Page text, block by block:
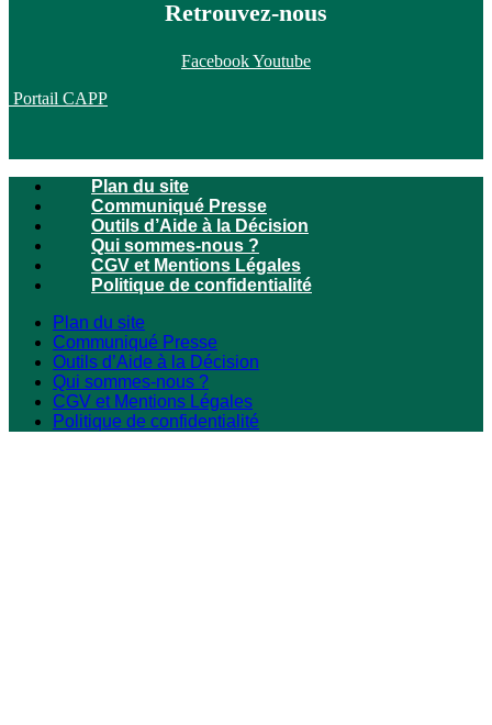
Retrouvez-nous
FacebookYoutube
Portail CAPP
Plan du site
Communiqué Presse
Outils d’Aide à la Décision
Qui sommes-nous ?
CGV et Mentions Légales
Politique de confidentialité
Plan du site
Communiqué Presse
Outils d’Aide à la Décision
Qui sommes-nous ?
CGV et Mentions Légales
Politique de confidentialité